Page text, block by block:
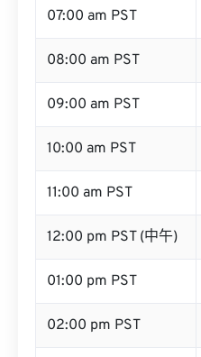
07:00 am PST
08:00 am PST
09:00 am PST
10:00 am PST
11:00 am PST
12:00 pm PST (中午)
01:00 pm PST
02:00 pm PST